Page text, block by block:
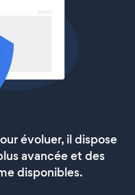
évoluer, il dispose
avancée et des
disponibles.